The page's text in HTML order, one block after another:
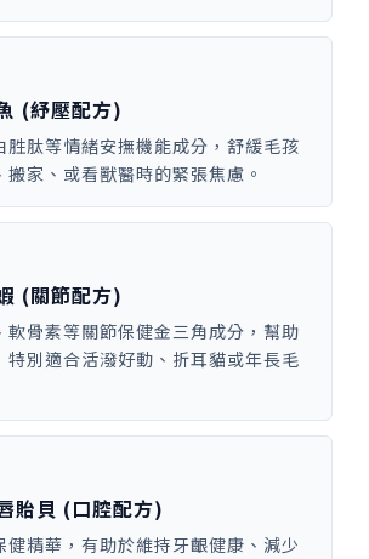
(紓壓配方)
胜肽等情緒安撫機能成分，舒緩毛孩
家、或看獸醫時的緊張焦慮。
(關節配方)
軟骨素等關節保健金三角成分，幫助
特別適合活潑好動、折耳貓或年長毛
貽貝 (口腔配方)
健精華，有助於維持牙齦健康、減少